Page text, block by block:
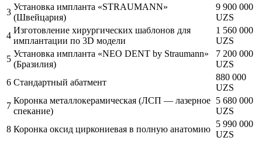
3
Установка импланта «STRAUMANN»
(Швейцария)
9 900 000
UZS
4
Изготовление хирургических шаблонов для
имплантации по 3D модели
1 560 000
UZS
5
Установка импланта «NEO DENT by Straumann»
(Бразилия)
7 200 000
UZS
6 Стандартный абатмент
880 000
UZS
7
Коронка металлокерамическая (ЛСП — лазерное
спекание)
5 680 000
UZS
8 Коронка оксид циркониевая в полную анатомию
5 990 000
UZS